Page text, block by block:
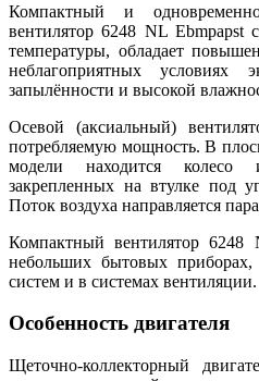
Компактный и
вентилятор 6248 NL Ebmpapst
температуры, обладает
неблагоприятных условиях
запылённости и высокой
Осевой (аксиальный)
потребляемую мощность. В
модели находится колесо
закрепленных на втулке под
Поток воздуха направляется
Компактный вентилятор 6248
небольших бытовых
систем и в системах вентиляции.
Особенность двигателя
Щеточно-коллекторный